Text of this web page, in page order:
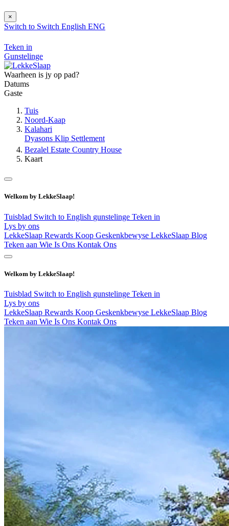
×
Switch to Switch English ENG
Teken in
Gunstelinge
Waarheen is jy op pad?
Datums
Gaste
Tuis
Noord-Kaap
Kalahari
Dyasons Klip Settlement
Bezalel Estate Country House
Kaart
Welkom by LekkeSlaap!
Tuisblad Switch to English gunstelinge Teken in
Lys by ons
LekkeSlaap Rewards Koop Geskenkbewyse LekkeSlaap Blog
Teken aan Wie Is Ons Kontak Ons
Welkom by LekkeSlaap!
Tuisblad Switch to English gunstelinge Teken in
Lys by ons
LekkeSlaap Rewards Koop Geskenkbewyse LekkeSlaap Blog
Teken aan Wie Is Ons Kontak Ons